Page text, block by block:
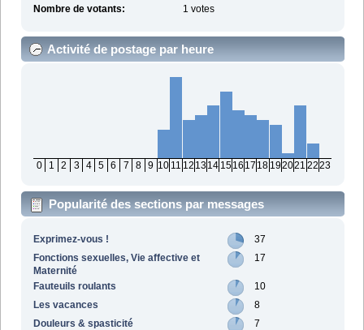
Nombre de votants:
1 votes
Activité de postage par heure
0 1 2 3 4 5 6 7 8 9 10 11 12 1314 1516 17 18 192021 2223
Popularité des sections par messages
Exprimez-vous !
37
Fonctions sexuelles, Vie affective et
Maternité
17
Fauteuils roulants
10
Les vacances
8
Douleurs & spasticité
7